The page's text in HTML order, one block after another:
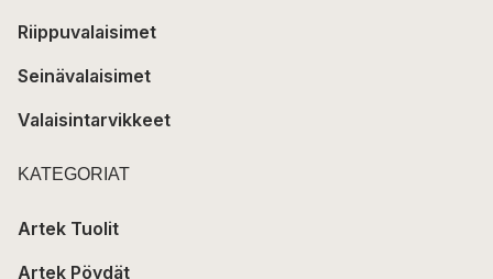
Riippuvalaisimet
Seinävalaisimet
Valaisintarvikkeet
KATEGORIAT
Artek Tuolit
Artek Pöydät